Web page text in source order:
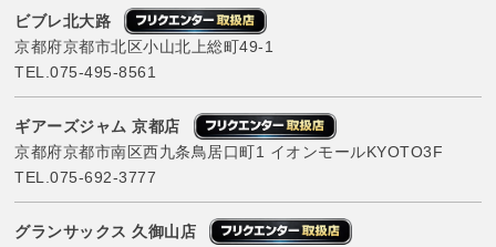
ビブレ北大路
京都府京都市北区小山北上総町49-1
TEL.075-495-8561
ギアーズジャム 京都店
京都府京都市南区西九条鳥居口町1 イオンモールKYOTO3F
TEL.075-692-3777
グランサックス 久御山店